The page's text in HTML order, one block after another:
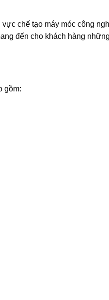
chế tạo máy móc công
đến cho khách hàng
gồm: